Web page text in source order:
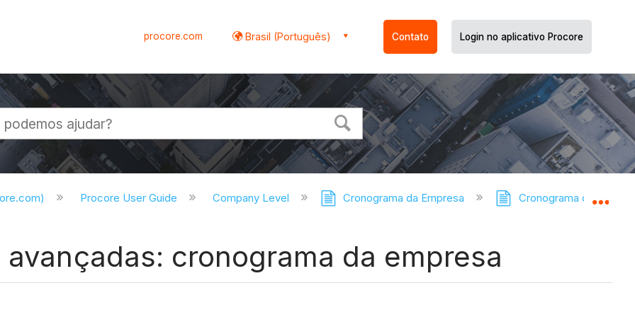
procore.com Brasil (Português) Contato Login no aplicativo Procore
Procore User Guide Company Level Cronograma da Empresa Cronograma da
cronograma da empresa